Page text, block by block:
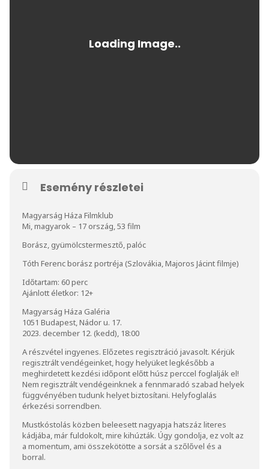
Esemény részletei
Magyarság Háza Filmklub
Mi, magyarok – 17 ország, 53 film
Borász, gyümölcstermesztő, palóc
Tóth Ferenc borász portréja (Szlovákia, Majoros Jácint filmje)
Időtartam: 60 perc
Ajánlott életkor: 12+
Magyarság Háza Galéria
1051 Budapest, Nádor u. 17.
2023. december 12. (kedd), 18:00
A részvétel ingyenes. Előzetes regisztráció javasolt. Kérjük
regisztrált vendégeinket, hogy helyüket legkésőbb a
meghirdetett kezdési időpont előtt húsz perccel foglalják el!
Nem regisztrált vendégeinknek a fennmaradó szabad helyek
függvényében tudunk helyet biztosítani. Helyfoglalás
érkezési sorrendben.
Mustkóstolás közben beleesett nagyapja hatszáz literes
kádjába, már fuldokolt, mire kihúzták. Úgy gondolja, ez volt az
a momentum, ami összekötötte a sorsát a szőlővel és a
borral.